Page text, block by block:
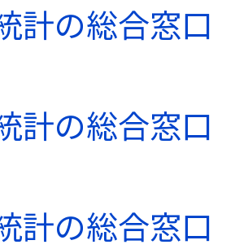
計の総合窓口
計の総合窓口
計の総合窓口